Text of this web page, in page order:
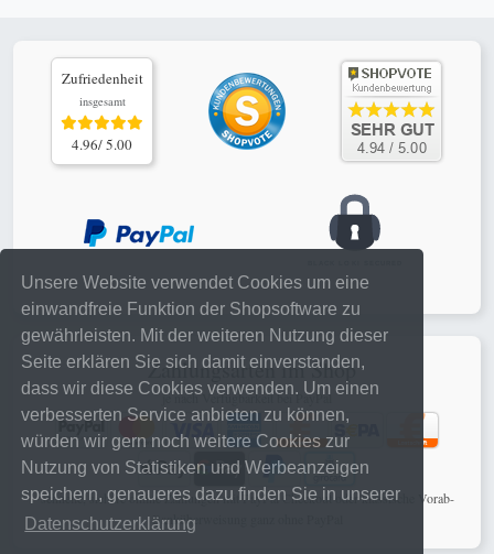
Unsere Website verwendet Cookies um eine
einwandfreie Funktion der Shopsoftware zu
gewährleisten. Mit der weiteren Nutzung dieser
Seite erklären Sie sich damit einverstanden,
dass wir diese Cookies verwenden. Um einen
verbesserten Service anbieten zu können,
würden wir gern noch weitere Cookies zur
Nutzung von Statistiken und Werbeanzeigen
speichern, genaueres dazu finden Sie in unserer
Datenschutzerklärung
Zufriedenheit
insgesamt
4.96/ 5.00
Zahlungsarten im Shop
je nach Verfügbarkeit bei PayPal
schnelle, sichere online Zahlungen mit PayPal Checkout oder klassische Vorab-
Banküberweisung ganz ohne PayPal